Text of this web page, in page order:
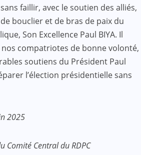
faillir, avec le soutien des alliés,
bouclier et de bras de paix du
Son Excellence Paul BIYA. Il
compatriotes de bonne volonté,
soutiens du Président Paul
l’élection présidentielle sans
2025
Comité Central du RDPC